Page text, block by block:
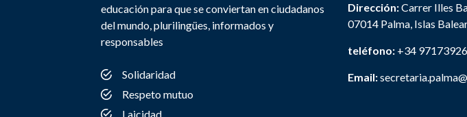
educación para que se conviertan en ciudadanos
del mundo, plurilingües, informados y
responsables
Solidaridad
Respeto mutuo
Laicidad
Dirección:Carrer Illes
07014 Palma, Islas
teléfono: +34
Email: